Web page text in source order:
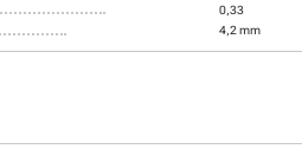
0,33
4,2 mm